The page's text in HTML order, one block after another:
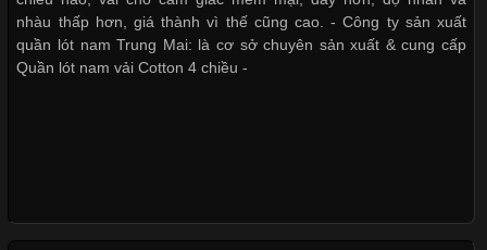
vải thun luôn đóng vai trò quan trọng trong quá trình sản xuất.
Bộ sưu tập quần lót nam Boxer TpHCM
nhàu thấp hơn, giá thành vì thế cũng cao. - Công ty sản xuất
quần lót nam Trung Mai: là cơ sở chuyên sản xuất & cung cấp
Quần lót nam vải Cotton 4 chiều -